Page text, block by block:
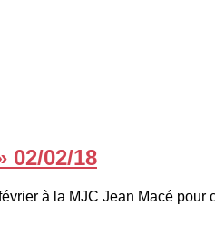
02/02/18
à la MJC Jean Macé